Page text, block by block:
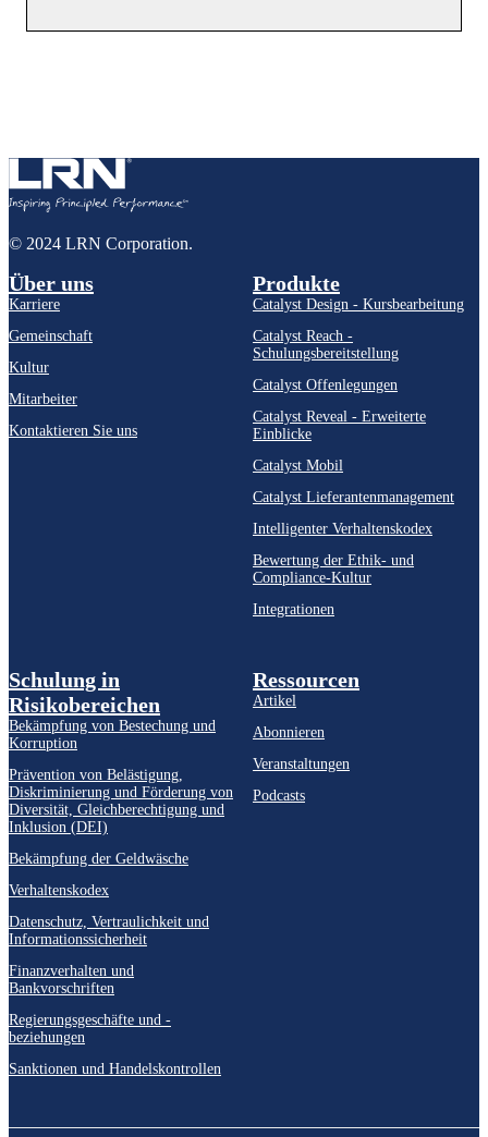
© 2024 LRN Corporation.
Über uns
Karriere
Gemeinschaft
Kultur
Mitarbeiter
Kontaktieren Sie uns
Produkte
Catalyst Design - Kursbearbeitung
Catalyst Reach -
Schulungsbereitstellung
Catalyst Offenlegungen
Catalyst Reveal - Erweiterte
Einblicke
Catalyst Mobil
Catalyst Lieferantenmanagement
Intelligenter Verhaltenskodex
Bewertung der Ethik- und
Compliance-Kultur
Integrationen
Schulung in
Risikobereichen
Bekämpfung von Bestechung und
Korruption
Prävention von Belästigung,
Diskriminierung und Förderung von
Diversität, Gleichberechtigung und
Inklusion (DEI)
Bekämpfung der Geldwäsche
Verhaltenskodex
Datenschutz, Vertraulichkeit und
Informationssicherheit
Finanzverhalten und
Bankvorschriften
Regierungsgeschäfte und -
beziehungen
Sanktionen und Handelskontrollen
Ressourcen
Artikel
Abonnieren
Veranstaltungen
Podcasts